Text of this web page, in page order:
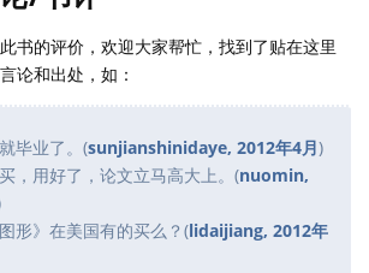
书的评价，欢迎大家帮忙，找到了贴在这里
论和出处，如：
毕业了。(sunjianshinidaye, 2012年4月)
，用好了，论文立马高大上。(nuomin,
形》在美国有的买么？(lidaijiang, 2012年